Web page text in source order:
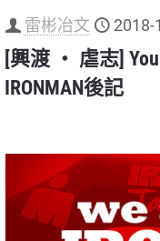
雷彬冶文 2018-
[興渡 ‧ 虐志]
IRONMAN後記